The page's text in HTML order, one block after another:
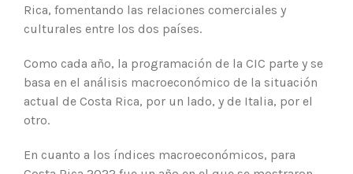
Rica, fomentando las relaciones comerciales y
culturales entre los dos países.
Como cada año, la programación de la CIC parte y se
basa en el análisis macroeconómico de la situación
actual de Costa Rica, por un lado, y de Italia, por el
otro.
En cuanto a los índices macroeconómicos, para